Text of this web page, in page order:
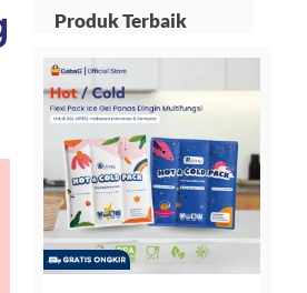
Produk Terbaik